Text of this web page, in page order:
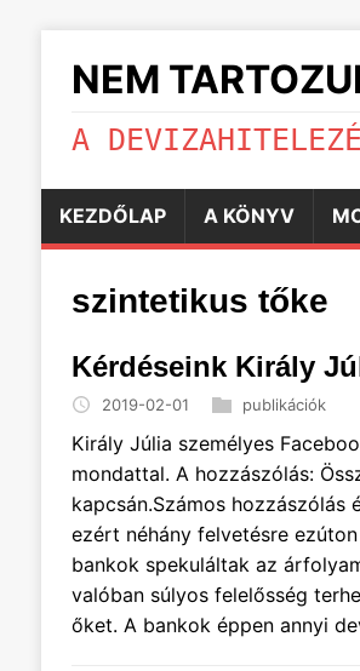
NEM
A
KEZDŐLAP A KÖNYV
szintetikus tőke
Kérdéseink Király
2019-02-01 publikációk
Király Júlia személyes
mondattal. A hozzászólás:
kapcsán.Számos
ezért néhány felvetésre
bankok spekuláltak az
valóban súlyos felelősség
őket. A bankok éppen annyi